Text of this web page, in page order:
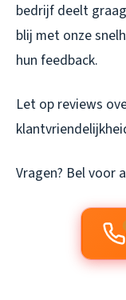
bedrijf deelt
blij met onze
hun feedback.
Let op reviews
Vragen? Bel voor